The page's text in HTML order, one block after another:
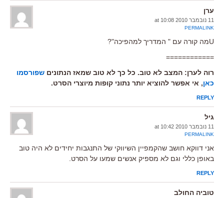
ערן
11 נובמבר 2010 at 10:08
PERMALINK
Uמה קורה עם " המדריך למהפיכה"?
============
רוה לערן: המצב לא טוב. כל כך לא טוב שמאז הנתונים שפורסמו
כאן, אי אפשר להוציא יותר נתוני קופות מיוצרי הסרט.
REPLY
גיל
11 נובמבר 2010 at 10:42
PERMALINK
אני דווקא חושב שהקמפיין השיווקי של התנגבות יחידים לא היה טוב
באופן כללי וגם לא מספיק אנשים שמעו על הסרט.
REPLY
טוביה החולב